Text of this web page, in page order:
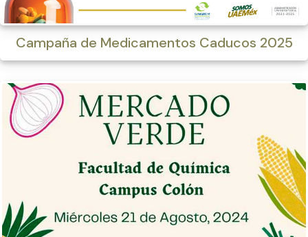
Campaña de Medicamentos Caducos 2025